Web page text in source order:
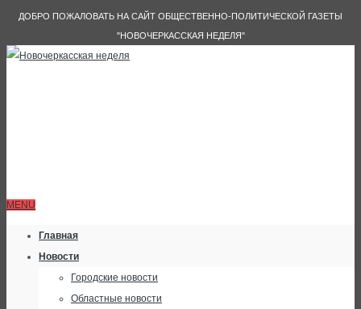
ДОБРО ПОЖАЛОВАТЬ НА САЙТ ОБЩЕСТВЕННО-ПОЛИТИЧЕСКОЙ ГАЗЕТЫ
"НОВОЧЕРКАССКАЯ НЕДЕЛЯ"
MENU
Главная
Новости
Городские новости
Областные новости